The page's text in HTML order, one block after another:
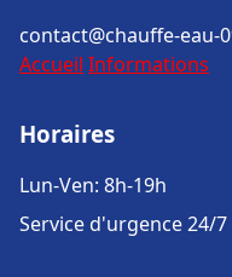
contact@chauffe-eau-
Accueil Informations
Horaires
Lun-Ven: 8h-19h
Service d'urgence 24/7